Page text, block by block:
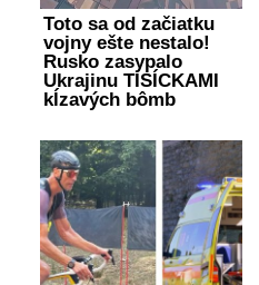
Toto sa od začiatku
vojny ešte nestalo!
Rusko zasypalo
Ukrajinu TISÍCKAMI
kĺzavých bômb